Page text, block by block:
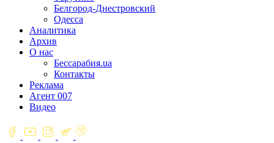
Белгород-Днестровский
Одесса
Аналитика
Архив
О нас
Бессарабия.ua
Контакты
Реклама
Агент 007
Видео